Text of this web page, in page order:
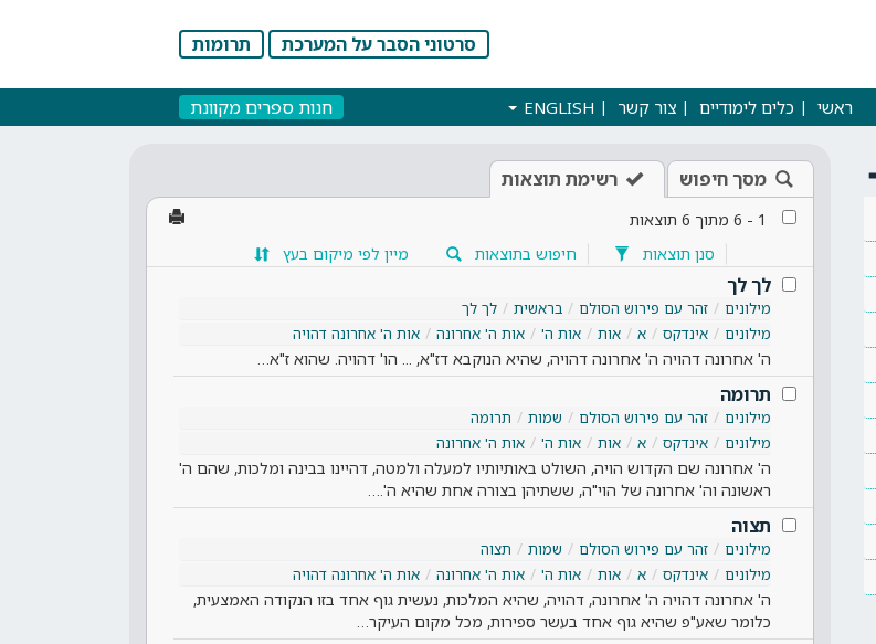
סרטוני הסבר על המערכת תרומות
ראשי כלים לימודיים צור קשר ENGLISH חנות ספרים מקוונת
מסך חיפוש רשימת תוצאות
1
-
6 מתוך 6 תוצאות
סנן תוצאות
חיפוש בתוצאות מיין לפי מיקום בעץ
לך לך
מילונים זהר עם פירוש הסולם בראשית
לך לך
מילונים
אינדקס א אות אות ה' אות ה' אחרונה אות ה' אחרונה דהויה
ה' אחרונה דהויה ה' אחרונה דהויה, שהיא הנוקבא דז"א, ... הו' דהויה. שהוא ז"א…
תרומה
מילונים זהר עם פירוש הסולם שמות
תרומה
מילונים
אינדקס א אות אות ה' אות ה' אחרונה
ה' אחרונה שם הקדוש הויה, השולט באותיותיו למעלה ולמטה, דהיינו בבינה ומלכות, שהם ה'
ראשונה וה' אחרונה של הוי"ה, ששתיהן בצורה אחת שהיא ה'.…
תצוה
מילונים זהר עם פירוש הסולם שמות
תצוה
מילונים
אינדקס א אות אות ה' אות ה' אחרונה אות ה' אחרונה דהויה
ה' אחרונה דהויה ה' אחרונה, דהויה, שהיא המלכות, נעשית גוף אחד בזו הנקודה האמצעית,
כלומר שאע"פ שהיא גוף אחד בעשר ספירות, מכל מקום העיקר…